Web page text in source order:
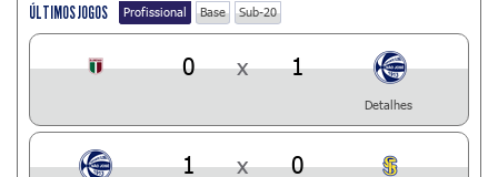
ÚLTIMOS JOGOS Profissional Base Sub-20
0 x 1
Detalhes
1 x 0